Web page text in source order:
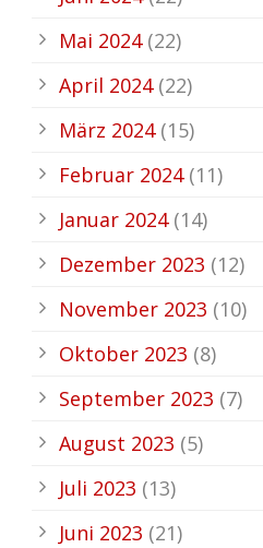
Mai 2024(22)
April 2024(22)
März 2024(15)
Februar 2024(11)
Januar 2024(14)
Dezember 2023 (12)
November 2023 (10)
Oktober 2023 (8)
September 2023 (7)
August 2023 (5)
Juli 2023 (13)
Juni 2023 (21)